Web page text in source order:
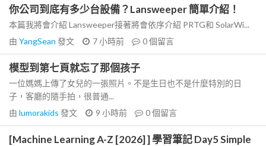
你公司到底有多少台設備？Lansweeper 簡單介紹！
本篇我將會介紹 Lansweeper接著將會依序介紹 PRTG和 SolarWi...
由 YangSean 發文 7 小時前 0個留言
模型到第七頁就忘了那個孩子
一位媽媽上傳了女兒的一張照片。不是生日也不是什麼特別的日
子，客廳的隨手拍，很普通...
由 lumorakids 發文 9 小時前 0個留言
[Machine Learning A-Z [2026] ] 學習筆記 Day5 Simple